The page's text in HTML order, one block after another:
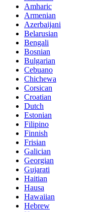
Amharic
Armenian
Azerbaijani
Belarusian
Bengali
Bosnian
Bulgarian
Cebuano
Chichewa
Corsican
Croatian
Dutch
Estonian
Filipino
Finnish
Frisian
Galician
Georgian
Gujarati
Haitian
Hausa
Hawaiian
Hebrew